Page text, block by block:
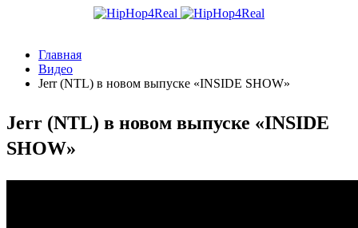
Главная
Видео
Jerr (NTL) в новом выпуске «INSIDE SHOW»
Jerr (NTL) в новом выпуске «INSIDE
SHOW»